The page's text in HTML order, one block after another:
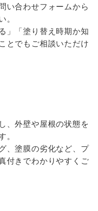
い合わせフォームから
」「塗り替え時期か知
とでもご相談いただけ
、外壁や屋根の状態を
、塗膜の劣化など、プ
付きでわかりやすくご